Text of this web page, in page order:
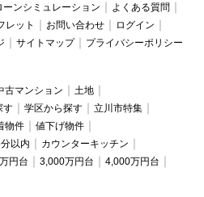
ーンシミュレーション
よくある質問
レット お問い合わせ
ログイン
サイトマップ プライバシーポリシー
古マンション
土地
す 学区から探す
立川市特集
物件
値下げ物件
以内
カウンターキッチン
円台 3,000万円台
4,000万円台